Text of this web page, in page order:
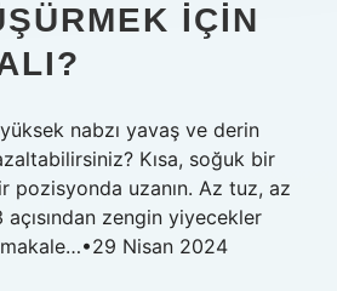
IÇIN
nabzı yavaş ve derin
Kısa, soğuk bir
pozisyonda uzanın. Az tuz, az
zengin yiyecekler
Nisan 2024